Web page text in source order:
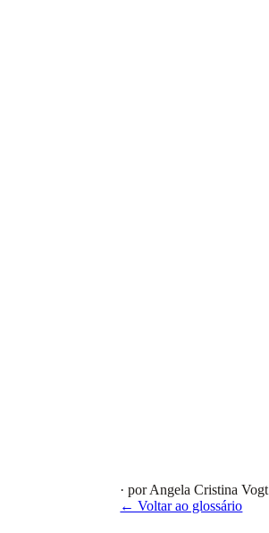
· por Angela Cristina Vogt
← Voltar ao glossário